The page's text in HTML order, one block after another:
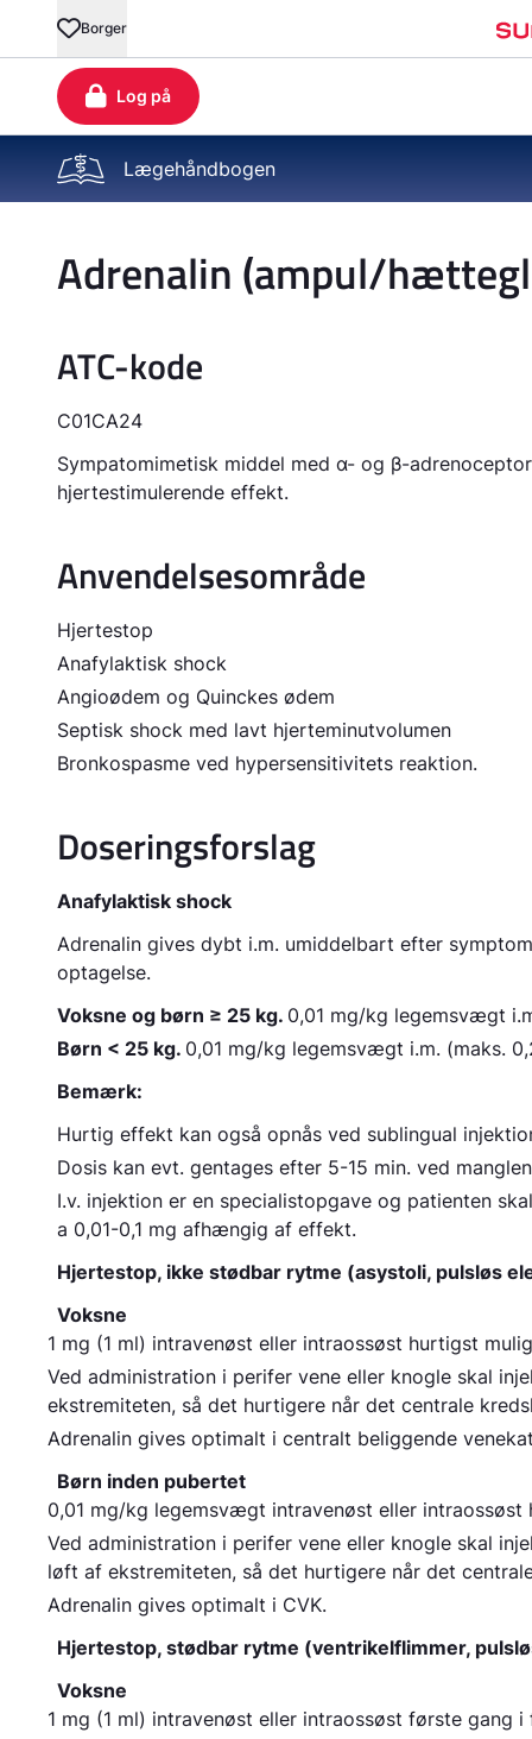
Lægehåndbogen
Adrenalin (ampul/
ATC-kode
C01CA24
Sympatomimetisk middel med α- og β-
hjertestimulerende effekt.
Anvendelsesområde
Hjertestop
Anafylaktisk shock
Angioødem og Quinckes ødem
Septisk shock med lavt hjerteminutvolumen
Bronkospasme ved hypersensitivitets reaktion.
Doseringsforslag
Anafylaktisk shock
Adrenalin gives dybt i.m. umiddelbart efter
optagelse.
Voksne og børn ≥ 25 kg. 0,01 mg/kg legemsvægt
Børn < 25 kg. 0,01 mg/kg legemsvægt i.m. (maks.
Bemærk:
Hurtig effekt kan også opnås ved sublingual
Dosis kan evt. gentages efter 5-15 min. ved
I.v. injektion er en specialistopgave og patienten
a 0,01-0,1 mg afhængig af effekt.
Hjertestop, ikke stødbar rytme (asystoli, pulsløs
Voksne
1 mg (1 ml) intravenøst eller intraossøst hurtigst
Ved administration i perifer vene eller knogle skal
ekstremiteten, så det hurtigere når det centrale
Adrenalin gives optimalt i centralt beliggende
Børn inden pubertet
0,01 mg/kg legemsvægt intravenøst eller
Ved administration i perifer vene eller knogle skal
løft af ekstremiteten, så det hurtigere når det
Adrenalin gives optimalt i CVK.
Hjertestop, stødbar rytme (ventrikelflimmer,
Voksne
1 mg (1 ml) intravenøst eller intraossøst første